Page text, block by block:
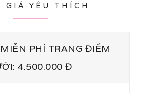
GIÁ YÊU THÍCH
PHÍ TRANG ĐIỂM
4.500.000 Đ